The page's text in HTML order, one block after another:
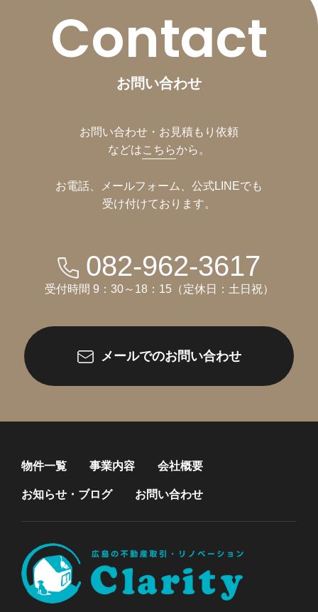
Contact
お問い合わせ
お問い合わせ・お見積もり依頼
などはこちらから。
お電話、メールフォーム、公式LINEでも
受け付けております。
082-962-3617
受付時間 9：30～18：15（定休日：土日祝）
メールでのお問い合わせ
物件一覧 事業内容 会社概要
お知らせ・ブログ お問い合わせ